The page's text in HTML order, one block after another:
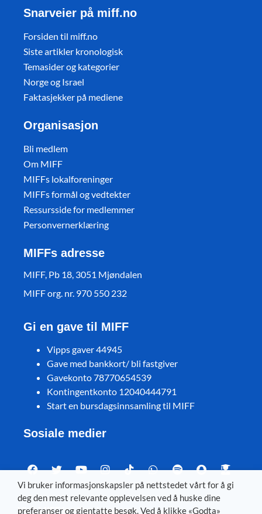
Snarveier på miff.no
Forsiden til miff.no
Siste artikler kronologisk
Temasider og kategorier
Norge og Israel
Faktasjekker på mediene
Organisasjon
Bli medlem
Om MIFF
MIFFs lokalforeninger
MIFFs formål og vedtekter
Ressursside for medlemmer
Personvernerklæring
MIFFs adresse
MIFF, Pb 18, 3051 Mjøndalen
MIFF org. nr. 970 550 232
Gi en gave til MIFF
Vipps gaver 44945
Gave med bankkort/ bli fastgiver
Gavekonto 78770654539
Kontingentkonto 12040444791
Start en bursdagsinnsamling til MIFF
Sosiale medier
Visit MIFF in other languages
Vi bruker informasjonskapsler på nettstedet vårt for å gi
deg den mest relevante opplevelsen ved å huske dine
preferanser og gjentatte besøk. Ved å klikke «Godta»